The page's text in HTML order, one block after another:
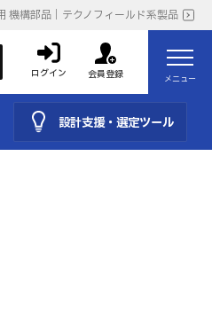
機構部品｜テクノフィールド系製品
ログイン 会員登録 メニュー
設計支援・選定ツール